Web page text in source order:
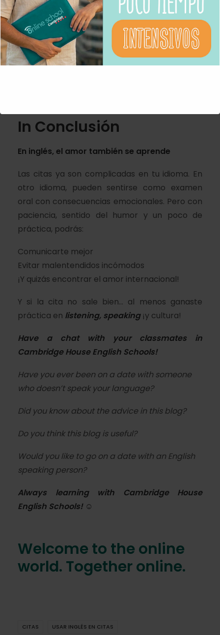
Eructar
(burb)sin pedir perdón
Meterse en temas polémicos en la primera cita
(¡política, religión o exnovios NO, por favor!)
No ofrecer pagar la cuenta o no agradecer
Shall we go halves?(pagamos a medias?)
In Conclusión
En inglés, el amor también se aprende
Las citas ya son complicadas en tu idioma. En
otro idioma, pueden sentirse como examen
oral con consecuencias emocionales. Pero con
paciencia, sentido del humor y un poco de
práctica, podrás:
Comunicarte mejor
Evitar malentendidos incómodos
¡Y quizás encontrar el amor internacional!
Y si la cita no sale bien… al menos ganaste
práctica en listening, speaking¡y cultura!
Have a chat with your classmates in
Cambridge House English Schools!
Have you ever been on a date with someone
who doesn’t speak your language?
Did you know about the advice in this blog?
Do you think this blog is useful?
Would you like to go on a date with an English
speaking person?
Always learning with
Cambridge House
English Schools! ☺
Welcome to the online
world. Together online.
CITAS USAR INGLÉS EN CITAS